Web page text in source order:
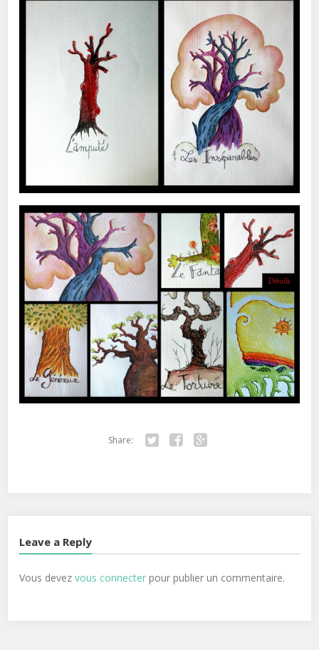
Share:
Leave a Reply
Vous devezvous connecter pour publier un commentaire.